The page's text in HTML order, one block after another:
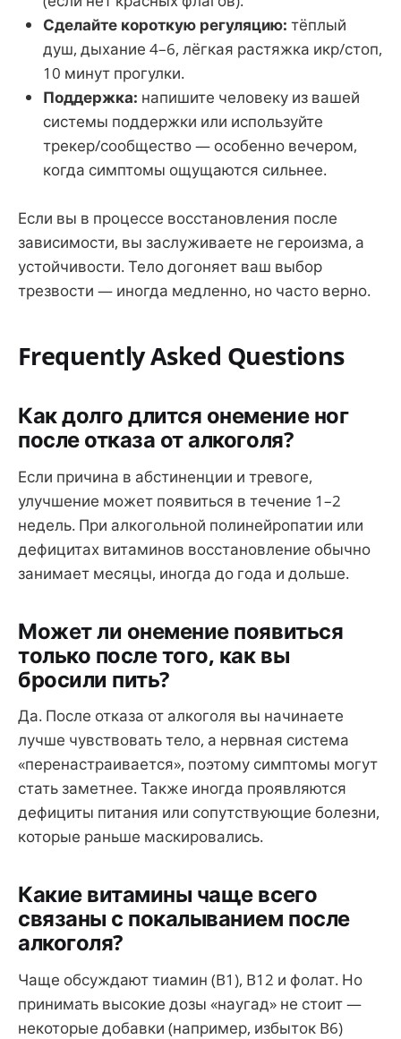
Сделайте короткую регуляцию: тёплый
душ, дыхание 4–6, лёгкая растяжка икр/стоп,
10 минут прогулки.
Поддержка: напишите человеку из вашей
системы поддержки или используйте
трекер/сообщество — особенно вечером,
когда симптомы ощущаются сильнее.
Если вы в процессе восстановления после
зависимости, вы заслуживаете не героизма, а
устойчивости. Тело догоняет ваш выбор
трезвости — иногда медленно, но часто верно.
Frequently Asked Questions
Как долго длится онемение ног
после отказа от алкоголя?
Если причина в абстиненции и тревоге,
улучшение может появиться в течение 1–2
недель. При алкогольной полинейропатии или
дефицитах витаминов восстановление обычно
занимает месяцы, иногда до года и дольше.
Может ли онемение появиться
только после того, как вы
бросили пить?
Да. После отказа от алкоголя вы начинаете
лучше чувствовать тело, а нервная система
«перенастраивается», поэтому симптомы могут
стать заметнее. Также иногда проявляются
дефициты питания или сопутствующие болезни,
которые раньше маскировались.
Какие витамины чаще всего
связаны с покалыванием после
алкоголя?
Чаще обсуждают тиамин (B1), B12 и фолат. Но
принимать высокие дозы «наугад» не стоит —
некоторые добавки (например, избыток B6)